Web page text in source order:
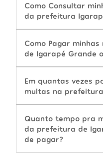
Como Consultar
da prefeitura
Como Pagar
de Igarapé Grande
Em quantas vezes
multas na
Quanto tempo pra
da prefeitura de
de pagar?